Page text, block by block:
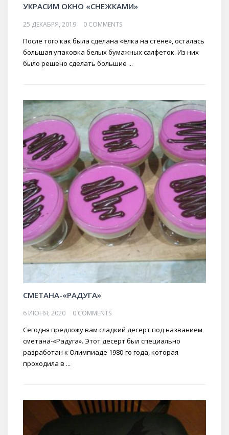
УКРАСИМ ОКНО «СНЕЖКАМИ»
25 ДЕКАБРЯ, 2019 0 COMMENTS
После того как была сделана «ёлка на стене», осталась
большая упаковка белых бумажных салфеток. Из них
было решено сделать большие ...
СМЕТАНА-«РАДУГА»
6 ИЮНЯ, 2020 0 COMMENTS
Сегодня предложу вам сладкий десерт под названием
сметана-«Радуга». Этот десерт был специально
разработан к Олимпиаде 1980-го года, которая
проходила в ...